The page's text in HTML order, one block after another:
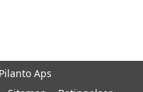
Aps